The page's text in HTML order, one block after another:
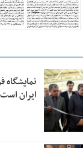
نمایشگاه
ایران است